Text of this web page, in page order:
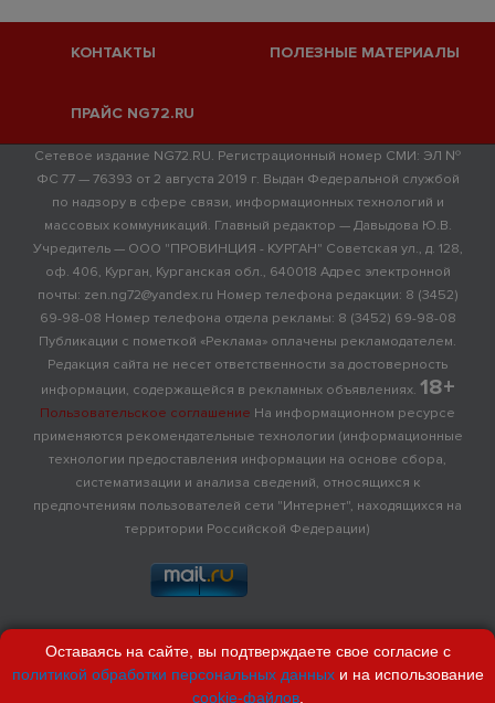
КОНТАКТЫ ПОЛЕЗНЫЕ МАТЕРИАЛЫ
ПРАЙС NG72.RU
Сетевое издание NG72.RU. Регистрационный номер СМИ: ЭЛ №
ФС 77 — 76393 от 2 августа 2019 г. Выдан Федеральной службой
по надзору в сфере связи, информационных технологий и
массовых коммуникаций. Главный редактор — Давыдова Ю.В.
Учредитель — ООО "ПРОВИНЦИЯ - КУРГАН" Советская ул., д. 128,
оф. 406, Курган, Курганская обл., 640018 Адрес электронной
почты: zen.ng72@yandex.ru Номер телефона редакции: 8 (3452)
69-98-08 Номер телефона отдела рекламы: 8 (3452) 69-98-08
Публикации с пометкой «Реклама» оплачены рекламодателем.
Редакция сайта не несет ответственности за достоверность
информации, содержащейся в рекламных объявлениях. 18+
Пользовательское соглашение На информационном ресурсе
применяются рекомендательные технологии (информационные
технологии предоставления информации на основе сбора,
систематизации и анализа сведений, относящихся к
предпочтениям пользователей сети "Интернет", находящихся на
территории Российской Федерации)
Оставаясь на сайте, вы подтверждаете свое согласие с
политикой обработки персональных данныхи на использование
cookie-файлов.